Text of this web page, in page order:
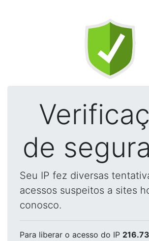
de
Seu IP fez diversas
acessos suspeitos a sites
conosco.
Para liberar o acesso do IP